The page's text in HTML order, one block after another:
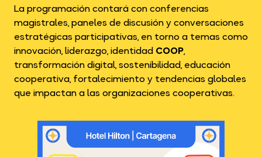
La programación contará con conferencias
magistrales, paneles de discusión y conversaciones
estratégicas participativas, en torno a temas como
innovación, liderazgo, identidadCOOP,
transformación digital, sostenibilidad, educación
cooperativa, fortalecimiento y tendencias globales
que impactan a las organizaciones cooperativas.